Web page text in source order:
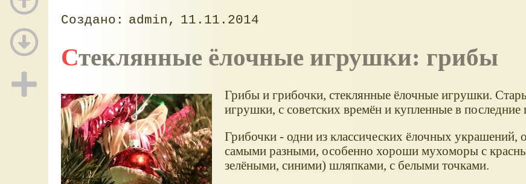
admin 11.11.2014
Стеклянные ёлочные игрушки: грибы
Грибы и грибочки, стеклянные ёлочные игрушки.
игрушки, с советских времён и купленные в последние
Грибочки - одни из классических ёлочных украшений,
самыми разными, особенно хороши мухоморы с
зелёными, синими) шляпками, с белыми точками.